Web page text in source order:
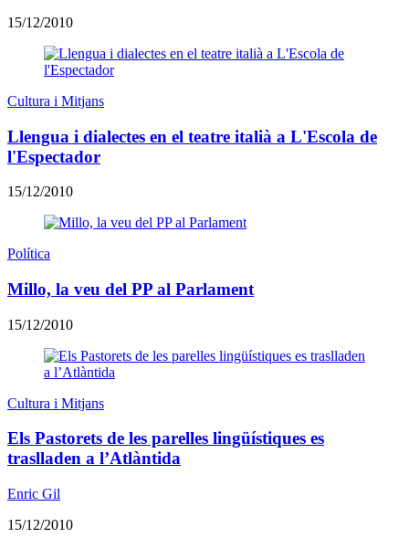
15/12/2010
Cultura i Mitjans
Llengua i dialectes en el teatre italià a L'Escola de
l'Espectador
15/12/2010
Política
Millo, la veu del PP al Parlament
15/12/2010
Cultura i Mitjans
Els Pastorets de les parelles lingüístiques es
traslladen a l’Atlàntida
Enric Gil
15/12/2010